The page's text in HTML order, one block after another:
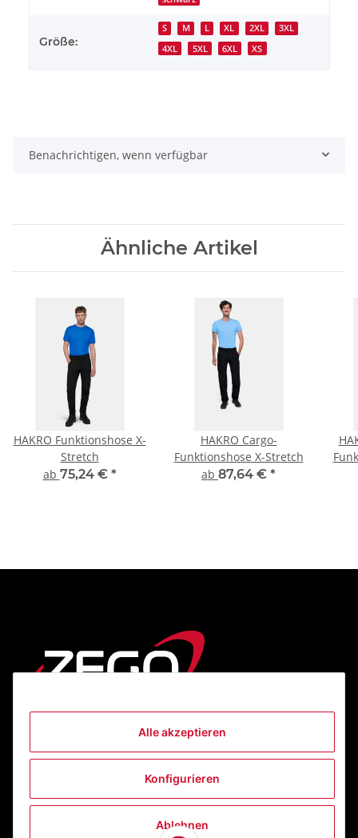
Alle akzeptieren
Konfigurieren
Ablehnen
Größe:
S M L XL 2XL
3XL
4XL
5XL 6XL XS
Benachrichtigen, wenn verfügbar
Ähnliche Artikel
HAKRO Funktionshose X-
Stretch
ab 75,24 € *
HAKRO Cargo-
Funktionshose X-Stretch
ab 87,64 € *
Informationen